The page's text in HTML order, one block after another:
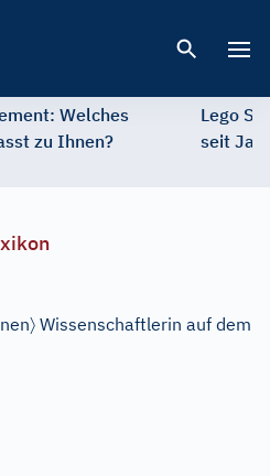
Welches
zu Ihnen?
Lego
seit
nen〉 Wissenschaftlerin auf dem